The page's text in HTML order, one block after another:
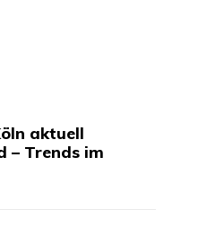
aktuell
– Trends im